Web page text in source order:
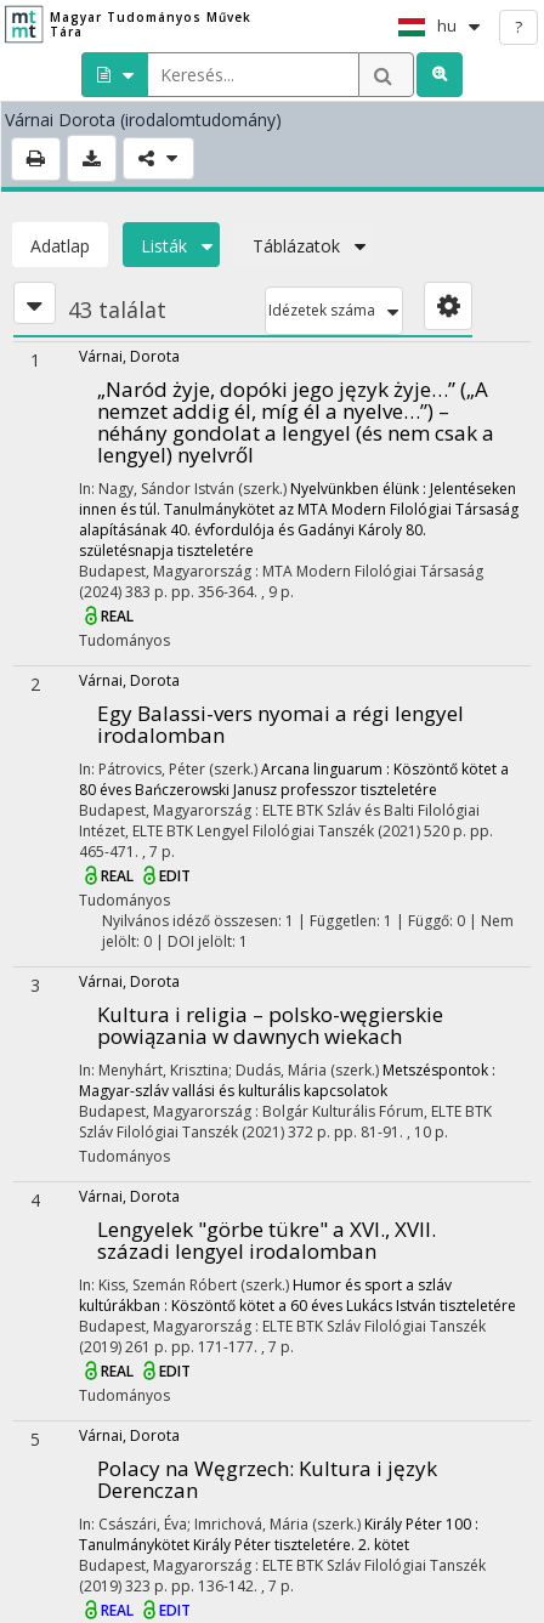
Magyar Tudományos Művek
Tára
hu ?
Várnai Dorota (irodalomtudomány)
Adatlap Listák Táblázatok
43 találat Idézetek száma
1 Várnai, Dorota
„Naród żyje, dopóki jego język żyje…” („A
nemzet addig él, míg él a nyelve…”) –
néhány gondolat a lengyel (és nem csak a
lengyel) nyelvről
In: Nagy, Sándor István (szerk.) Nyelvünkben élünk : Jelentéseken
innen és túl. Tanulmánykötet az MTA Modern Filológiai Társaság
alapításának 40. évfordulója és Gadányi Károly 80.
születésnapja tiszteletére
Budapest, Magyarország : MTA Modern Filológiai Társaság
(2024)383 p. pp. 356-364. , 9 p.
REAL
Tudományos
2 Várnai, Dorota
Egy Balassi-vers nyomai a régi lengyel
irodalomban
In: Pátrovics, Péter (szerk.)Arcana linguarum : Köszöntő kötet a
80 éves Bańczerowski Janusz professzor tiszteletére
Budapest, Magyarország : ELTE BTK Szláv és Balti Filológiai
Intézet, ELTE BTK Lengyel Filológiai Tanszék (2021)520 p. pp.
465-471. , 7 p.
REAL
EDIT
Tudományos
Nyilvános idéző összesen: 1 | Független: 1 | Függő: 0 | Nem
jelölt: 0 | DOI jelölt: 1
3 Várnai, Dorota
Kultura i religia – polsko-węgierskie
powiązania w dawnych wiekach
In: Menyhárt, Krisztina; Dudás, Mária (szerk.) Metszéspontok :
Magyar-szláv vallási és kulturális kapcsolatok
Budapest, Magyarország : Bolgár Kulturális Fórum, ELTE BTK
Szláv Filológiai Tanszék (2021)372 p. pp. 81-91. , 10 p.
Tudományos
4 Várnai, Dorota
Lengyelek "görbe tükre" a XVI., XVII.
századi lengyel irodalomban
In: Kiss, Szemán Róbert (szerk.) Humor és sport a szláv
kultúrákban : Köszöntő kötet a 60 éves Lukács István tiszteletére
Budapest, Magyarország : ELTE BTK Szláv Filológiai Tanszék
(2019)261 p. pp. 171-177. , 7 p.
REAL
EDIT
Tudományos
5 Várnai, Dorota
Polacy na Węgrzech: Kultura i język
Derenczan
In: Császári, Éva; Imrichová, Mária (szerk.) Király Péter 100 :
Tanulmánykötet Király Péter tiszteletére. 2. kötet
Budapest, Magyarország : ELTE BTK Szláv Filológiai Tanszék
(2019)323 p. pp. 136-142. , 7 p.
REAL
EDIT